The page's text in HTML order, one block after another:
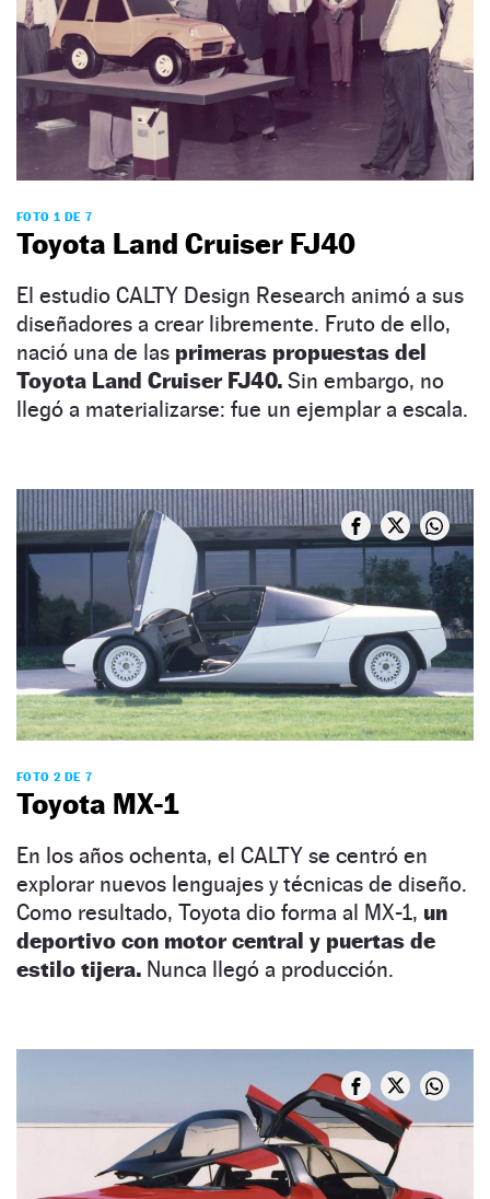
FOTO 1 DE 7
Toyota Land Cruiser FJ40
El estudio CALTY Design Research animó a sus
diseñadores a crear libremente. Fruto de ello,
nació una de las primeras propuestas del
Toyota Land Cruiser FJ40. Sin embargo, no
llegó a materializarse: fue un ejemplar a escala.
FOTO 2 DE 7
Toyota MX-1
En los años ochenta, el CALTY se centró en
explorar nuevos lenguajes y técnicas de diseño.
Como resultado, Toyota dio forma al MX-1, un
deportivo con motor central y puertas de
estilo tijera. Nunca llegó a producción.